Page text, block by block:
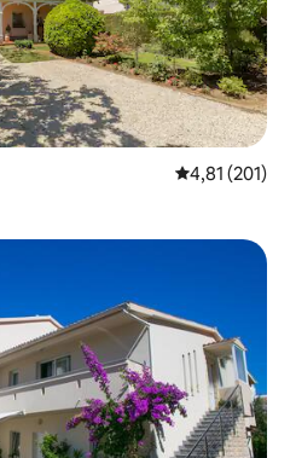
4,81 de uma
4,81 (201)